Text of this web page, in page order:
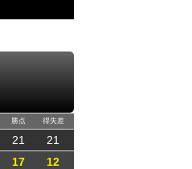
勝点 得失差
21 21
17 12